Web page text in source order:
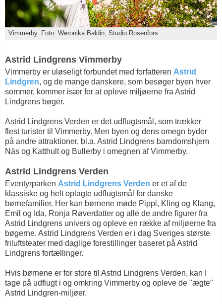
Vimmerby. Foto: Weronika Baldin, Studio Rosenfors
Astrid Lindgrens Vimmerby
Vimmerby er uløseligt forbundet med forfatteren Astrid
Lindgren, og de mange danskere, som besøger byen hver
sommer, kommer især for at opleve miljøerne fra Astrid
Lindgrens bøger.
Astrid Lindgrens Verden er det udflugtsmål, som trækker
flest turister til Vimmerby. Men byen og dens omegn byder
på andre attraktioner, bl.a. Astrid Lindgrens barndomshjem
Näs og Katthult og Bullerby i omegnen af Vimmerby.
Astrid Lindgrens Verden
Eventyrparken Astrid Lindgrens Verden er et af de
klassiske og helt oplagte udflugtsmål for danske
børnefamilier. Her kan børnene møde Pippi, Kling og Klang,
Emil og Ida, Ronja Røverdatter og alle de andre figurer fra
Astrid Lindgrens univers og opleve en række af miljøerne fra
bøgerne. Astrid Lindgrens Verden er i dag Sveriges største
friluftsteater med daglige forestillinger baseret på Astrid
Lindgrens fortællinger.
Hvis børnene er for store til Astrid Lindgrens Verden, kan I
tage på udflugt i og omkring Vimmerby og opleve de "ægte"
Astrid Lindgren-miljøer.